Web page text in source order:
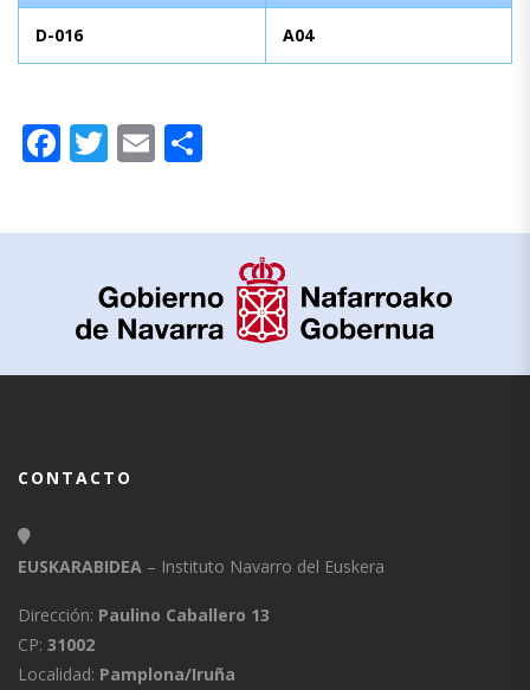
D-016 A04
Facebook
Twitter
Email
CONTACTO
EUSKARABIDEA – Instituto Navarro del Euskera
Dirección: Paulino Caballero 13
CP: 31002
Localidad: Pamplona/Iruña